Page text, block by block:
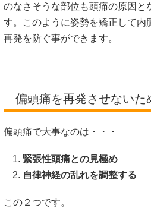
のなさそうな部位も頭痛の原因と
す。このように姿勢を矯正して内
再発を防ぐ事ができます。
偏頭痛を再発させないた
偏頭痛で大事なのは・・・
緊張性頭痛との見極め
自律神経の乱れを調整する
この２つです。